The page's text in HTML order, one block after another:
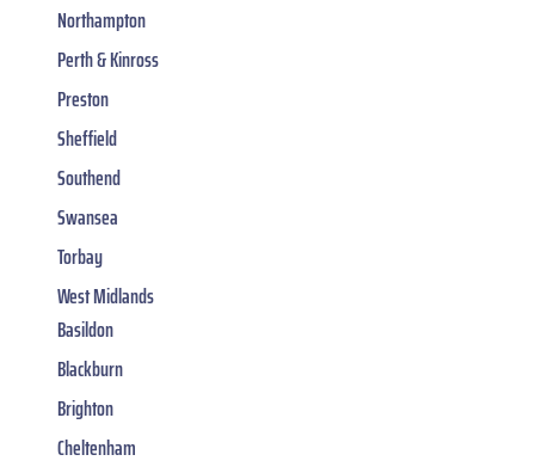
Northampton
Perth & Kinross
Preston
Sheffield
Southend
Swansea
Torbay
West Midlands
Basildon
Blackburn
Brighton
Cheltenham